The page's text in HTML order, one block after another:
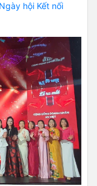
hội Kết nối